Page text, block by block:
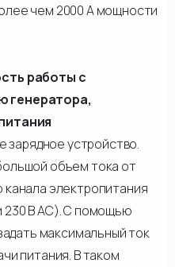
чем 2000 А мощности
работы с
генератора,
зарядное устройство.
объем тока от
электропитания
230 В AC). С помощью
максимальный ток
питания. В таком